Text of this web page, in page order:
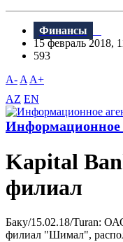
Финансы
15 февраль 2018,
593
A- A A+
AZ EN
Информационное
Kapital
филиал
Баку/15.02.18/Turan:
филиал "Шимал",